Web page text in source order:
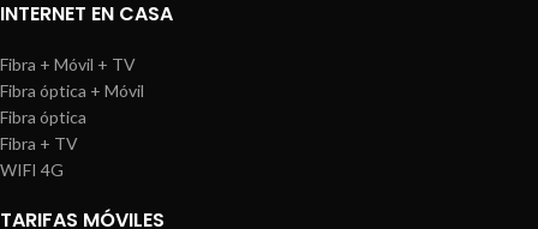
INTERNET EN CASA
Fibra + Móvil + TV
Fibra óptica + Móvil
Fibra óptica
Fibra + TV
WIFI 4G
TARIFAS MÓVILES